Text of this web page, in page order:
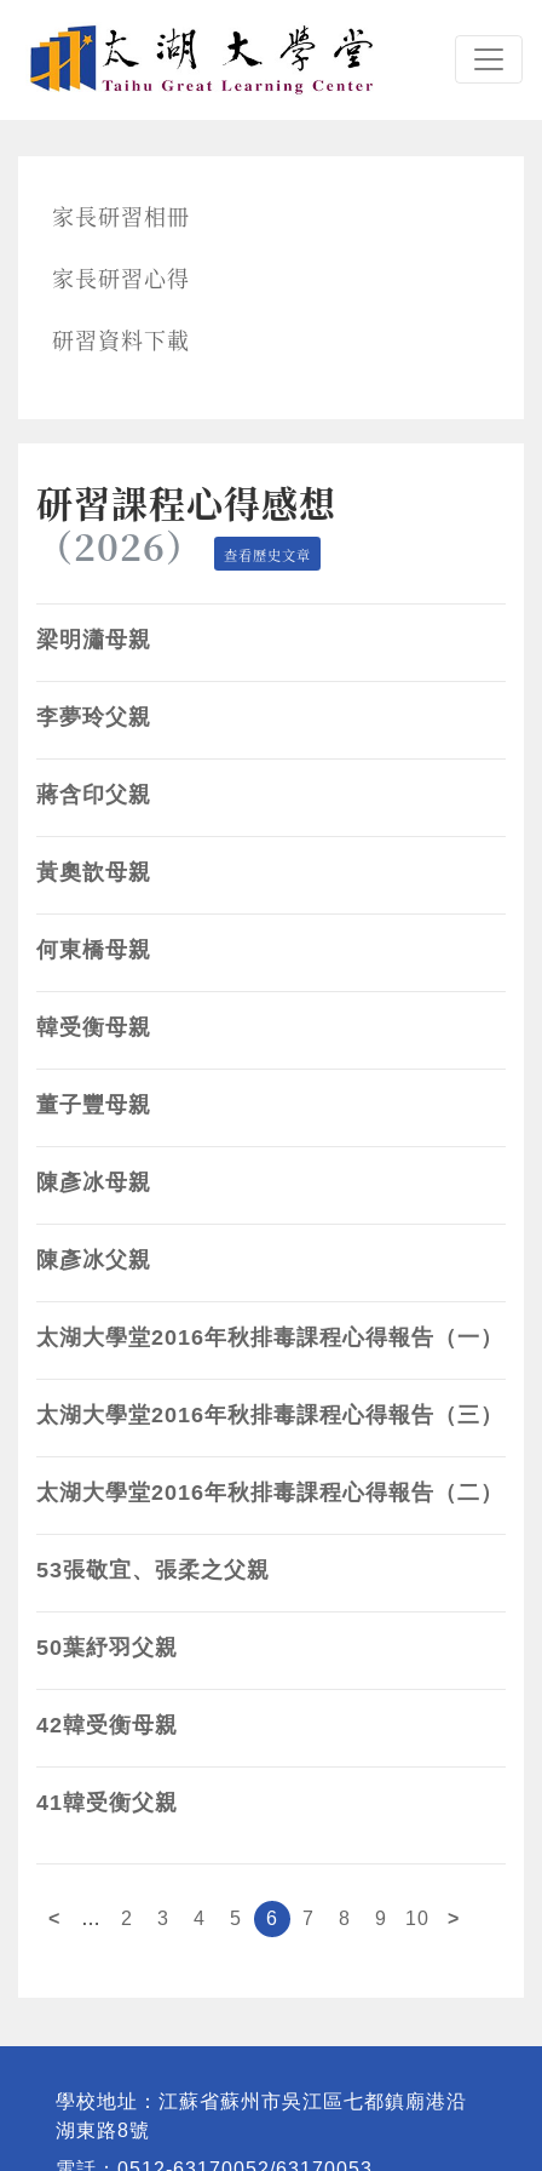
家長研習相冊
家長研習心得
研習資料下載
研習課程心得感想
（2026）
查看歷史文章
梁明瀟母親
李夢玲父親
蔣含印父親
黃奧歆母親
何東橋母親
韓受衡母親
董子豐母親
陳彥冰母親
陳彥冰父親
太湖大學堂2016年秋排毒課程心得報告（一）
太湖大學堂2016年秋排毒課程心得報告（三）
太湖大學堂2016年秋排毒課程心得報告（二）
53張敬宜、張柔之父親
50葉紓羽父親
42韓受衡母親
41韓受衡父親
< … 2 3 4 5 6 7 8 9 10 >
學校地址：江蘇省蘇州市吳江區七都鎮廟港沿
湖東路8號